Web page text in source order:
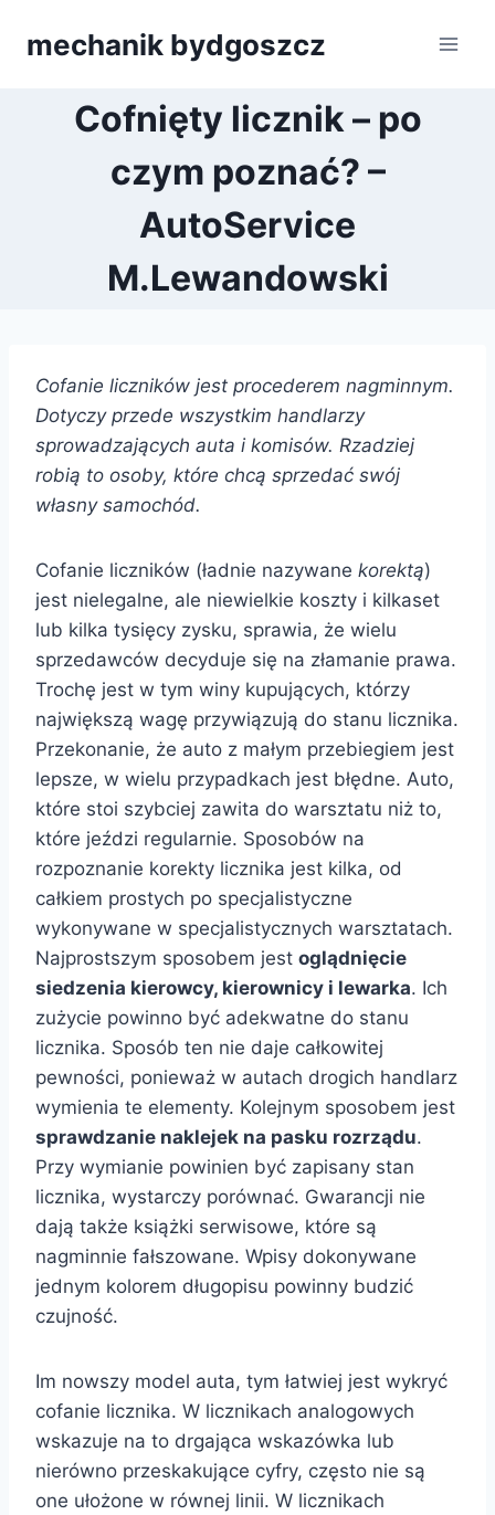
mechanik bydgoszcz
Cofnięty licznik – po
czym poznać? –
AutoService
M.Lewandowski
Cofanie liczników jest procederem nagminnym.
Dotyczy przede wszystkim handlarzy
sprowadzających auta i komisów. Rzadziej
robią to osoby, które chcą sprzedać swój
własny samochód.
Cofanie liczników (ładnie nazywane korektą)
jest nielegalne, ale niewielkie koszty i kilkaset
lub kilka tysięcy zysku, sprawia, że wielu
sprzedawców decyduje się na złamanie prawa.
Trochę jest w tym winy kupujących, którzy
największą wagę przywiązują do stanu licznika.
Przekonanie, że auto z małym przebiegiem jest
lepsze, w wielu przypadkach jest błędne. Auto,
które stoi szybciej zawita do warsztatu niż to,
które jeździ regularnie. Sposobów na
rozpoznanie korekty licznika jest kilka, od
całkiem prostych po specjalistyczne
wykonywane w specjalistycznych warsztatach.
Najprostszym sposobem jest oglądnięcie
siedzenia kierowcy, kierownicy i lewarka. Ich
zużycie powinno być adekwatne do stanu
licznika. Sposób ten nie daje całkowitej
pewności, ponieważ w autach drogich handlarz
wymienia te elementy. Kolejnym sposobem jest
sprawdzanie naklejek na pasku rozrządu.
Przy wymianie powinien być zapisany stan
licznika, wystarczy porównać. Gwarancji nie
dają także książki serwisowe, które są
nagminnie fałszowane. Wpisy dokonywane
jednym kolorem długopisu powinny budzić
czujność.
Im nowszy model auta, tym łatwiej jest wykryć
cofanie licznika. W licznikach analogowych
wskazuje na to drgająca wskazówka lub
nierówno przeskakujące cyfry, często nie są
one ułożone w równej linii. W licznikach